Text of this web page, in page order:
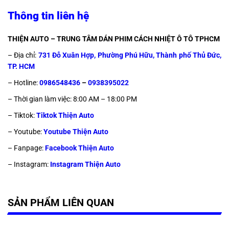
Thông tin liên hệ
THIỆN AUTO – TRUNG TÂM DÁN PHIM CÁCH NHIỆT Ô TÔ TPHCM
– Địa chỉ: 731 Đỗ Xuân Hợp, Phường Phú Hữu, Thành phố Thủ Đức,
TP. HCM
– Hotline:0986548436 –0938395022
– Thời gian làm việc: 8:00 AM – 18:00 PM
– Tiktok:Tiktok Thiện Auto
– Youtube:Youtube Thiện Auto
– Fanpage:Facebook Thiện Auto
– Instagram: Instagram Thiện Auto
SẢN PHẨM LIÊN QUAN